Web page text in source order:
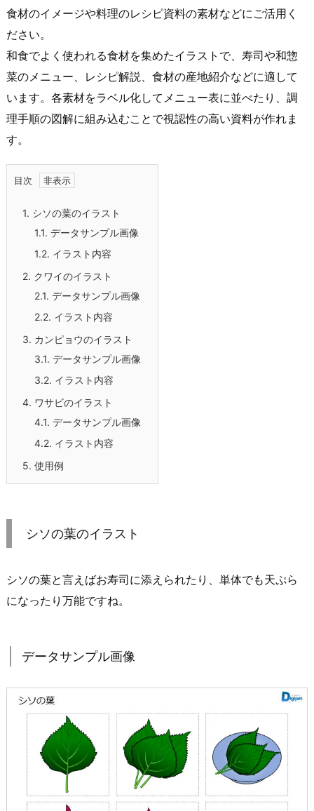
食材のイメージや料理のレシピ資料の素材などにご活用く
ださい。
和食でよく使われる食材を集めたイラストで、寿司や和惣
菜のメニュー、レシピ解説、食材の産地紹介などに適して
います。各素材をラベル化してメニュー表に並べたり、調
理手順の図解に組み込むことで視認性の高い資料が作れま
す。
目次
1. シソの葉のイラスト
1.1. データサンプル画像
1.2. イラスト内容
2. クワイのイラスト
2.1. データサンプル画像
2.2. イラスト内容
3. カンピョウのイラスト
3.1. データサンプル画像
3.2. イラスト内容
4. ワサビのイラスト
4.1. データサンプル画像
4.2. イラスト内容
5. 使用例
シソの葉のイラスト
シソの葉と言えばお寿司に添えられたり、単体でも天ぷら
になったり万能ですね。
データサンプル画像